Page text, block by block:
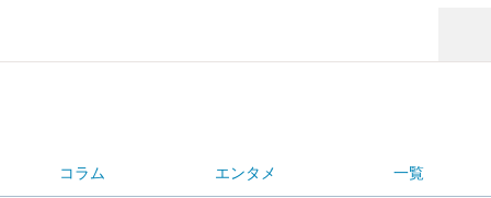
コラム エンタメ 一覧